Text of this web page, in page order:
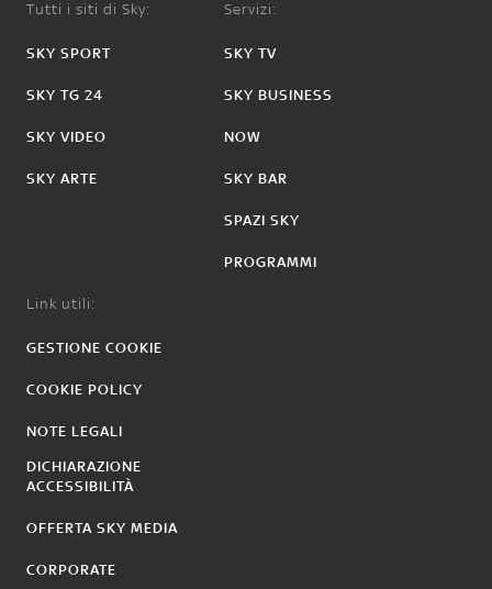
Tutti i siti di Sky:
SKY SPORT
SKY TG 24
SKY VIDEO
SKY ARTE
Servizi:
SKY TV
SKY BUSINESS
NOW
SKY BAR
SPAZI SKY
PROGRAMMI
Link utili:
GESTIONE COOKIE
COOKIE POLICY
NOTE LEGALI
DICHIARAZIONE
ACCESSIBILITÀ
OFFERTA SKY MEDIA
CORPORATE